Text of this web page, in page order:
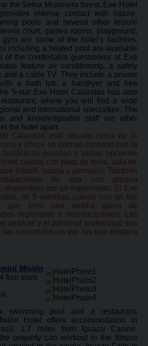
the Selva Misionera forest, Exe Hotel
intense contact with nature,
pools and several other leisure
court, games rooms, playground,
gym are some of the hotel's facilities.
including a heated pool are available
of the comfortable guestrooms at Exe
feature air conditioning, a safety
and a cable TV. They include a private
with a bath tub, a hairdryer and free
5-star Exe Hotel Cataratas has also
where you will find a wide
and international specialties. The
and knowledgeable staff are other
the hotel apart.
Cataratas está situado cerca de la
y ofrece un intenso contacto con la
fantásticas piscinas y varias opciones
cuenta con pista de tenis, sala de
infantil, sauna y gimnasio. También
de spa con piscina
disponibles por un suplemento. El Exe
de 5 estrellas, cuenta con un bar
que sirve una amplia gama de
regionales e internacionales. Las
amplias y el personal profesional son
las características por las que destaca
Misión
:
swimming pool and a restaurant,
Hotel offers accommodation in
1.7 miles from Iguazu Casino.
property can workout in the fitness